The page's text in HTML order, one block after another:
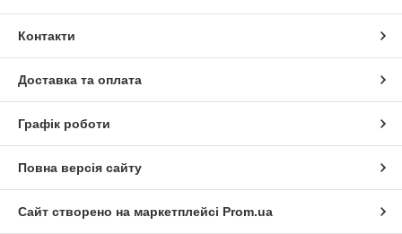
Контакти
Доставка та оплата
Графік роботи
Повна версія сайту
Сайт створено на маркетплейсі Prom.ua